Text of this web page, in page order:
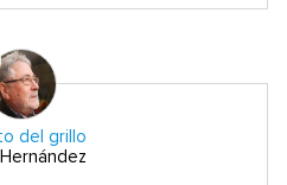
del grillo